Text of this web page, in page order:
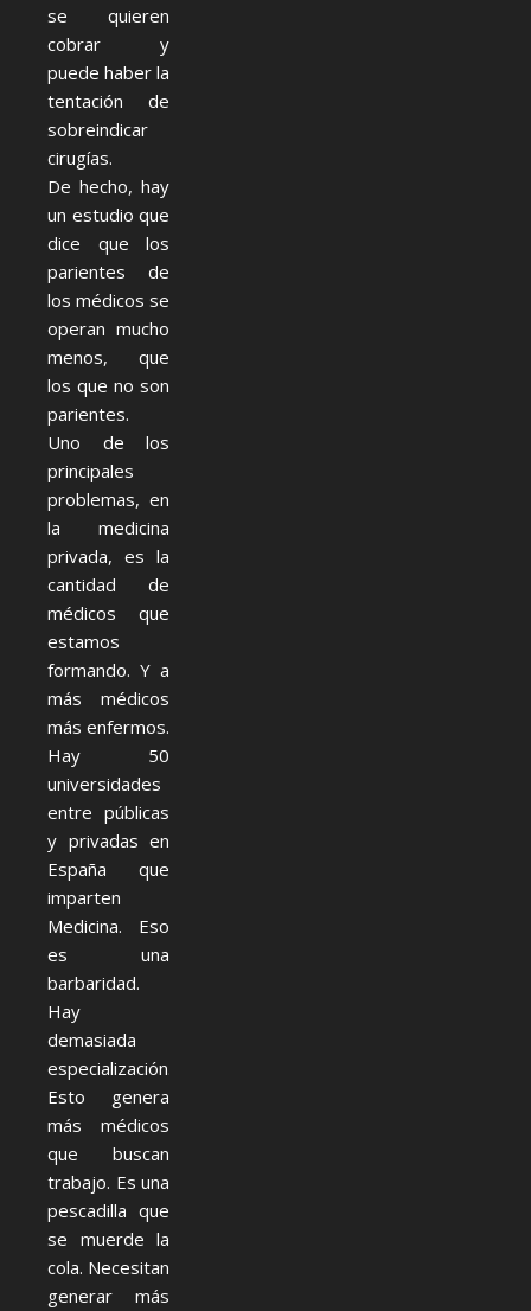
se quieren
cobrar y
puede haber la
tentación de
sobreindicar
cirugías.
De hecho, hay
un estudio que
dice que los
parientes de
los médicos se
operan mucho
menos, que
los que no son
parientes.
Uno de los
principales
problemas, en
la medicina
privada, es la
cantidad de
médicos que
estamos
formando. Y a
más médicos
más enfermos.
Hay 50
universidades
entre públicas
y privadas en
España que
imparten
Medicina. Eso
es una
barbaridad.
Hay
demasiada
especialización.
Esto genera
más médicos
que buscan
trabajo. Es una
pescadilla que
se muerde la
cola. Necesitan
generar más